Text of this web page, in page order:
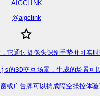
AIGCLINK
@aigclink
通过摄像头识别手势并可实
3D交互场景，生成的场景可
或广告牌可以搞成隔空操控体